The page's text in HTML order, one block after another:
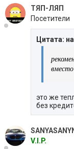
ТЯП-ЛЯП
Посетители
Цитата:
это же
без
V.I.P.